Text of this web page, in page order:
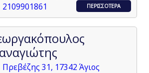
2109901861
ΠΕΡΙΣΣΟΤΕΡΑ
Πρεβέζης 31, 17342 Άγιος